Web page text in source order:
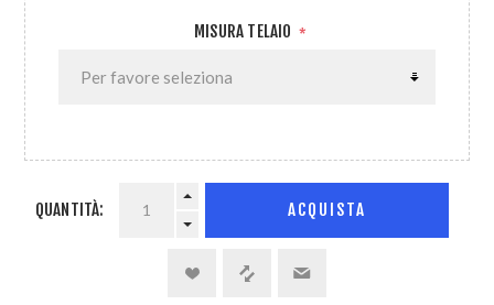
MISURA TELAIO *
QUANTITÀ: ACQUISTA